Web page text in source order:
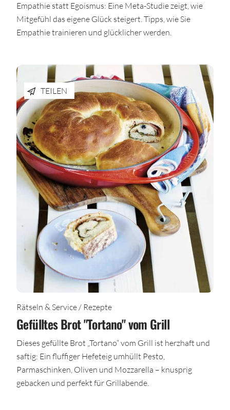
Empathie statt Egoismus: Eine Meta-Studie zeigt, wie
Mitgefühl das eigene Glück steigert. Tipps, wie Sie
Empathie trainieren und glücklicher werden.
TEILEN
Rätseln & Service / Rezepte
Gefülltes Brot "Tortano" vom Grill
Dieses gefüllte Brot „Tortano“ vom Grill ist herzhaft und
saftig: Ein fluffiger Hefeteig umhüllt Pesto,
Parmaschinken, Oliven und Mozzarella – knusprig
gebacken und perfekt für Grillabende.